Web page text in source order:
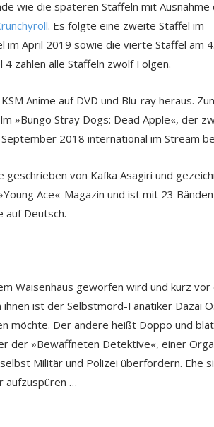
wie die späteren Staffeln mit Ausnahme
. Es folgte eine zweite Staffel im
April 2019 sowie die vierte Staffel am 4.
4 zählen alle Staffeln zwölf Folgen.
Anime auf DVD und Blu-ray heraus.
»Bungo Stray Dogs: Dead Apple«, der
2018 international im Stream
geschrieben von Kafka Asagiri und
Ace«-Magazin und ist mit 23
auf Deutsch.
Waisenhaus geworfen wird und kurz
ist der Selbstmord-Fanatiker Dazai
möchte. Der andere heißt Doppo und
der »Bewaffneten Detektive«, einer
Militär und Polizei überfordern. Ehe
aufzuspüren …